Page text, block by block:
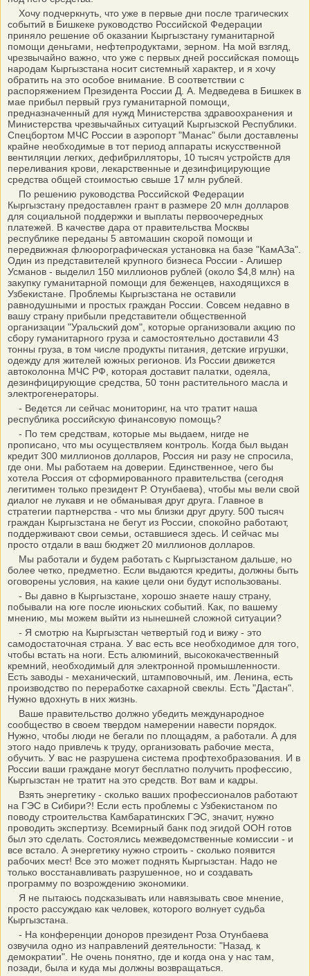
Хочу подчеркнуть, что уже в первые дни после трагических
событий в Бишкеке руководство Российской Федерации
приняло решение об оказании Кыргызстану гуманитарной
помощи деньгами, нефтепродуктами, зерном. На мой взгляд,
чрезвычайно важно, что уже с первых дней российская помощь
народам Кыргызстана носит системный характер, и я хочу
обратить на это особое внимание. В соответствии с
распоряжением Президента России Д. А. Медведева в Бишкек в
мае прибыл первый груз гуманитарной помощи,
предназначенный для нужд Министерства здравоохранения и
Министерства чрезвычайных ситуаций Кыргызской Республики.
Спецбортом МЧС России в аэропорт "Манас" были доставлены
крайне необходимые в тот период аппараты искусственной
вентиляции легких, дефибрилляторы, 10 тысяч устройств для
переливания крови, лекарственные и дезинфицирующие
средства общей стоимостью свыше 17 млн рублей.
По решению руководства Российской Федерации
Кыргызстану предоставлен грант в размере 20 млн долларов
для социальной поддержки и выплаты первоочередных
платежей. В качестве дара от правительства Москвы
республике переданы 5 автомашин скорой помощи и
передвижная флюорографическая установка на базе "КамАЗа".
Один из представителей крупного бизнеса России - Алишер
Усманов - выделил 150 миллионов рублей (около $4,8 млн) на
закупку гуманитарной помощи для беженцев, находящихся в
Узбекистане. Проблемы Кыргызстана не оставили
равнодушными и простых граждан России. Совсем недавно в
вашу страну прибыли представители общественной
организации "Уральский дом", которые организовали акцию по
сбору гуманитарного груза и самостоятельно доставили 43
тонны груза, в том числе продукты питания, детские игрушки,
одежду для жителей южных регионов. Из России движется
автоколонна МЧС РФ, которая доставит палатки, одеяла,
дезинфицирующие средства, 50 тонн растительного масла и
электрогенераторы.
- Ведется ли сейчас мониторинг, на что тратит наша
республика российскую финансовую помощь?
- По тем средствам, которые мы выдаем, нигде не
прописано, что мы осуществляем контроль. Когда был выдан
кредит 300 миллионов долларов, Россия ни разу не спросила,
где они. Мы работаем на доверии. Единственное, чего бы
хотела Россия от сформированного правительства (сегодня
легитимен только президент Р. Отунбаева), чтобы мы вели свой
диалог не лукавя и не обманывая друг друга. Главное в
стратегии партнерства - что мы близки друг другу. 500 тысяч
граждан Кыргызстана не бегут из России, спокойно работают,
поддерживают свои семьи, оставшиеся здесь. И сейчас мы
просто отдали в ваш бюджет 20 миллионов долларов.
Мы работали и будем работать с Кыргызстаном дальше, но
более четко, предметно. Если выдаются кредиты, должны быть
оговорены условия, на какие цели они будут использованы.
- Вы давно в Кыргызстане, хорошо знаете нашу страну,
побывали на юге после июньских событий. Как, по вашему
мнению, мы можем выйти из нынешней сложной ситуации?
- Я смотрю на Кыргызстан четвертый год и вижу - это
самодостаточная страна. У вас есть все необходимое для того,
чтобы встать на ноги. Есть алюминий, высококачественный
кремний, необходимый для электронной промышленности.
Есть заводы - механический, штамповочный, им. Ленина, есть
производство по переработке сахарной свеклы. Есть "Дастан".
Нужно вдохнуть в них жизнь.
Ваше правительство должно убедить международное
сообщество в своем твердом намерении навести порядок.
Нужно, чтобы люди не бегали по площадям, а работали. А для
этого надо привлечь к труду, организовать рабочие места,
обучить. У вас не разрушена система профтехобразования. И в
России ваши граждане могут бесплатно получить профессию,
Кыргызстан не тратит на это средств. Вот вам и кадры.
Взять энергетику - сколько ваших профессионалов работают
на ГЭС в Сибири?! Если есть проблемы с Узбекистаном по
поводу строительства Камбаратинских ГЭС, значит, нужно
проводить экспертизу. Всемирный банк под эгидой ООН готов
был это сделать. Состоялись межведомственные комиссии - и
все встало. А энергетику нужно строить - сколько появится
рабочих мест! Все это может поднять Кыргызстан. Надо не
только восстанавливать разрушенное, но и создавать
программу по возрождению экономики.
Я не пытаюсь подсказывать или навязывать свое мнение,
просто рассуждаю как человек, которого волнует судьба
Кыргызстана.
- На конференции доноров президент Роза Отунбаева
озвучила одно из направлений деятельности: "Назад, к
демократии". Не очень понятно, где и когда она у нас там,
позади, была и куда мы должны возвращаться.